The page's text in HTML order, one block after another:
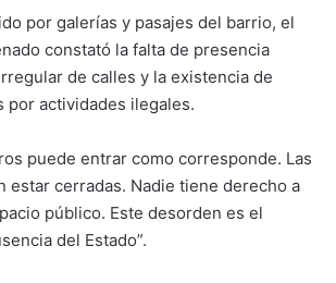
por galerías y pasajes del barrio, el
constató la falta de presencia
de calles y la existencia de
por actividades ilegales.
puede entrar como corresponde. Las
estar cerradas. Nadie tiene derecho a
público. Este desorden es el
del Estado”.